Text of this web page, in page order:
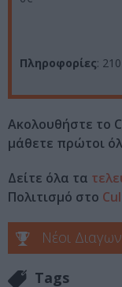
Πληροφορίες:
Ακολουθήστε το
μάθετε πρώτοι
Δείτε όλα τα
Πολιτισμό στο
Νέοι
Tags